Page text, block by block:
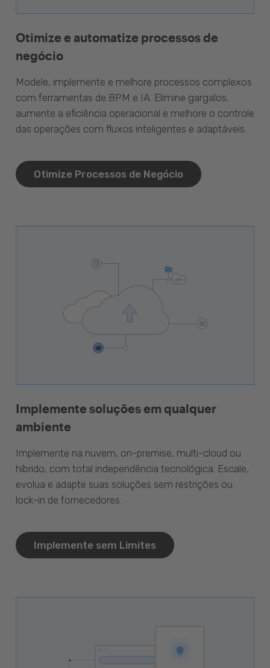
Otimize e automatize processos de
negócio
Modele, implemente e melhore processos complexos
com ferramentas de BPM e IA. Elimine gargalos,
aumente a eficiência operacional e melhore o controle
das operações com fluxos inteligentes e adaptáveis.
Otimize Processos de Negócio
Implemente soluções em qualquer
ambiente
Implemente na nuvem, on-premise, multi-cloud ou
híbrido, com total independência tecnológica. Escale,
evolua e adapte suas soluções sem restrições ou
lock-in de fornecedores.
Implemente sem Limites